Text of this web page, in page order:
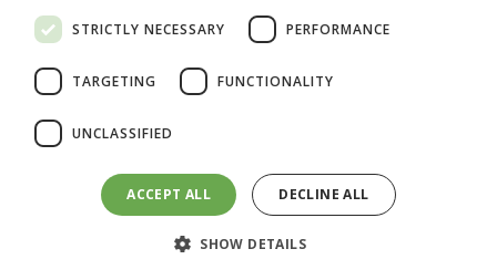
98248
Spanish
German (Standard)
Portuguese
bioLytical Laboratories Inc. Alle Rechte vorbehalten.
STRICTLY NECESSARY PERFORMANCE
TARGETING FUNCTIONALITY
UNCLASSIFIED
ACCEPT ALL DECLINE ALL
SHOW DETAILS